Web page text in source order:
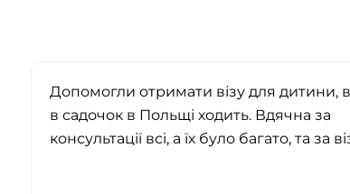
Допомогли отримати візу для дитини,
в садочок в Польщі ходить. Вдячна за
консультації всі, а їх було багато, та за